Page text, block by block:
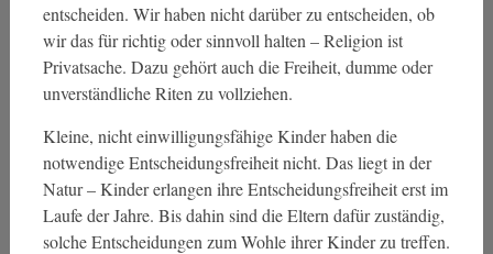
entscheiden. Wir haben nicht darüber zu entscheiden, ob
wir das für richtig oder sinnvoll halten – Religion ist
Privatsache. Dazu gehört auch die Freiheit, dumme oder
unverständliche Riten zu vollziehen.
Kleine, nicht einwilligungsfähige Kinder haben die
notwendige Entscheidungsfreiheit nicht. Das liegt in der
Natur – Kinder erlangen ihre Entscheidungsfreiheit erst im
Laufe der Jahre. Bis dahin sind die Eltern dafür zuständig,
solche Entscheidungen zum Wohle ihrer Kinder zu treffen.